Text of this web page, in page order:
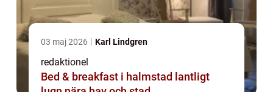
03 maj 2026 Karl Lindgren
redaktionel
Bed & breakfast i halmstad lantligt